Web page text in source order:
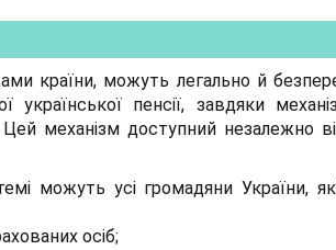
країни, можуть легально й
пенсії, завдяки
Цей механізм доступний незалежно
можуть усі громадяни України,
осіб;